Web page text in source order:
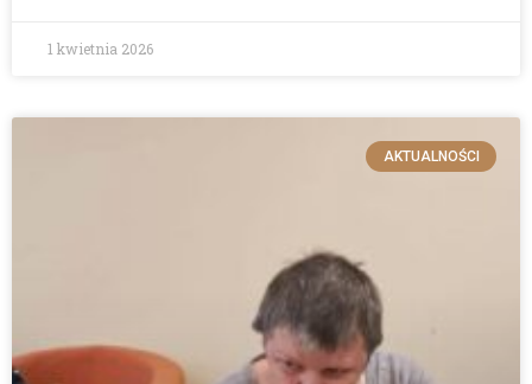
1 kwietnia 2026
AKTUALNOŚCI